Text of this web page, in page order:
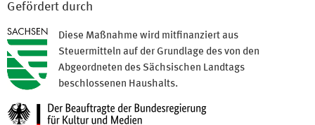
Gefördert durch
Diese Maßnahme wird mitfinanziert aus
Steuermitteln auf der Grundlage des von den
Abgeordneten des Sächsischen Landtags
beschlossenen Haushalts.